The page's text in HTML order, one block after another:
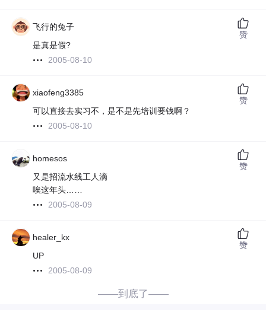
飞行的兔子
是真是假?
2005-08-10
赞
xiaofeng3385
可以直接去实习不，是不是先培训要钱啊？
2005-08-10
赞
homesos
又是招流水线工人滴
唉这年头……
2005-08-09
赞
healer_kx
UP
2005-08-09
赞
——到底了——